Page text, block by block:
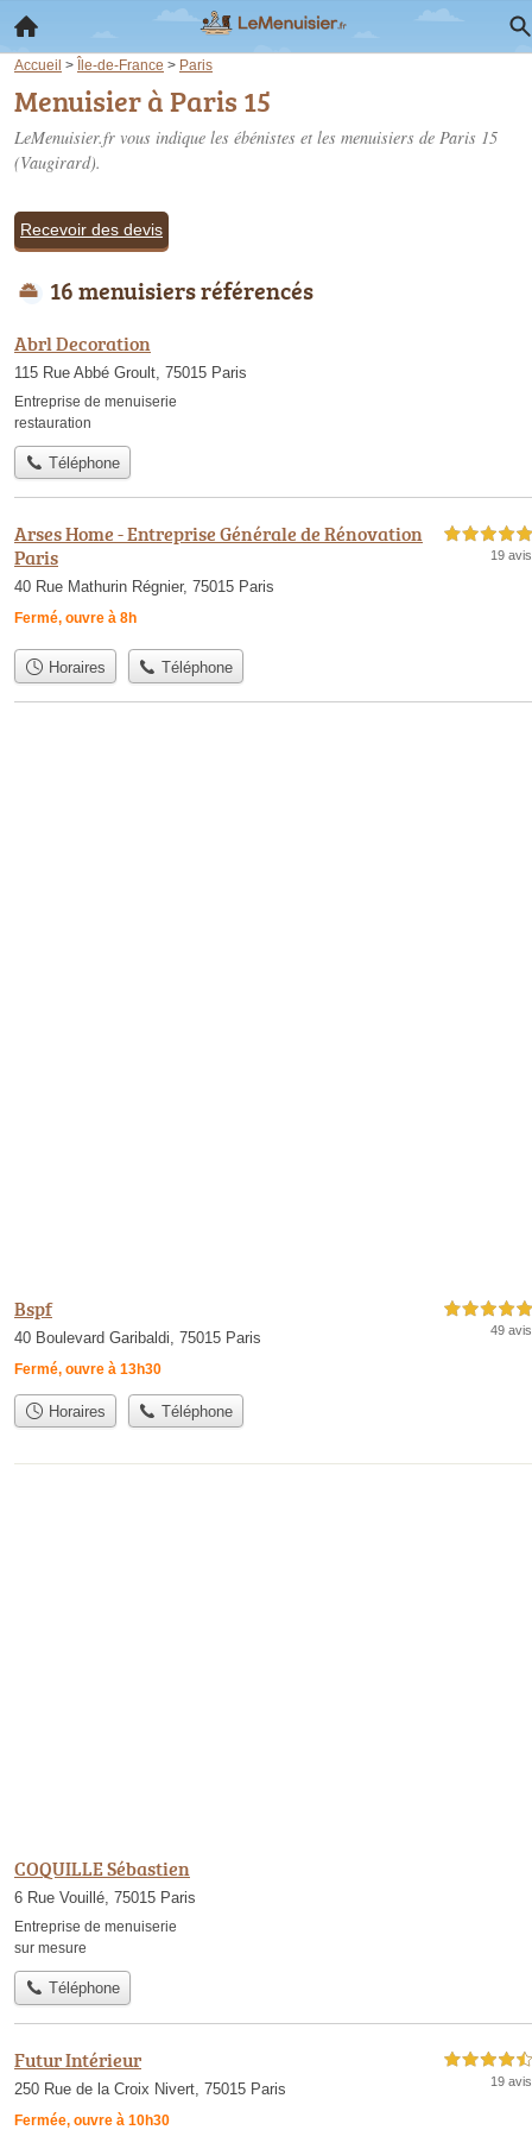
Accueil > Île-de-France > Paris
Menuisier à Paris 15
LeMenuisier.fr vous indique les ébénistes et les menuisiers de Paris 15
(Vaugirard).
Recevoir des devis
16 menuisiers référencés
Abrl Decoration
115 Rue Abbé Groult, 75015 Paris
Entreprise de menuiserie
restauration
Téléphone
Arses Home - Entreprise Générale de Rénovation
Paris
40 Rue Mathurin Régnier, 75015 Paris
Fermé, ouvre à 8h
5,0 étoiles sur 5
19 avis
Horaires Téléphone
Bspf
40 Boulevard Garibaldi, 75015 Paris
Fermé, ouvre à 13h30
5,0 étoiles sur 5
49 avis
Horaires Téléphone
COQUILLE Sébastien
6 Rue Vouillé, 75015 Paris
Entreprise de menuiserie
sur mesure
Téléphone
Futur Intérieur
250 Rue de la Croix Nivert, 75015 Paris
Fermée, ouvre à 10h30
4,5 étoiles sur 5
19 avis